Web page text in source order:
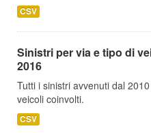
CSV
Sinistri per via e tipo di
2016
Tutti i sinistri avvenuti dal
veicoli coinvolti.
CSV